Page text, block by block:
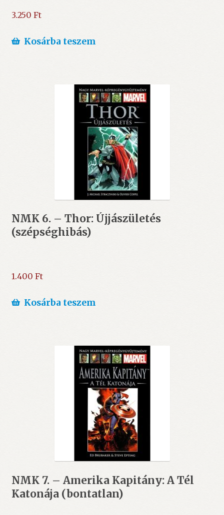
3.250 Ft
Kosárba teszem
NMK 6. – Thor: Újjászületés
(szépséghibás)
1.400 Ft
Kosárba teszem
NMK 7. – Amerika Kapitány: A Tél
Katonája (bontatlan)